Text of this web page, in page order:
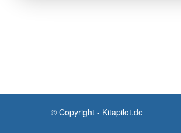
© Copyright - Kitapilot.de